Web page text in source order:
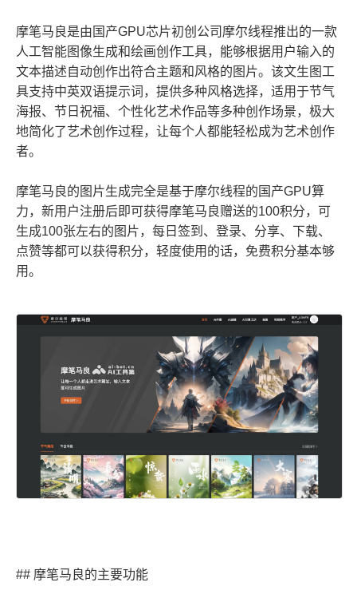
摩笔马良是由国产GPU芯片初创公司摩尔线程推出的一款
人工智能图像生成和绘画创作工具，能够根据用户输入的
文本描述自动创作出符合主题和风格的图片。该文生图工
具支持中英双语提示词，提供多种风格选择，适用于节气
海报、节日祝福、个性化艺术作品等多种创作场景，极大
地简化了艺术创作过程，让每个人都能轻松成为艺术创作
者。
摩笔马良的图片生成完全是基于摩尔线程的国产GPU算
力，新用户注册后即可获得摩笔马良赠送的100积分，可
生成100张左右的图片，每日签到、登录、分享、下载、
点赞等都可以获得积分，轻度使用的话，免费积分基本够
用。
## 摩笔马良的主要功能